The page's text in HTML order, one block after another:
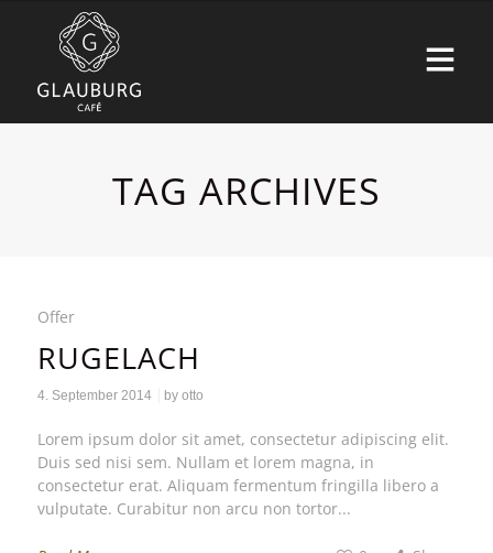
TAG ARCHIVES
Offer
RUGELACH
4. September 2014 by otto
Lorem ipsum dolor sit amet, consectetur adipiscing elit.
Duis sed nisi sem. Nullam et lorem magna, in
consectetur erat. Aliquam fermentum fringilla libero a
vulputate. Curabitur non arcu non tortor...